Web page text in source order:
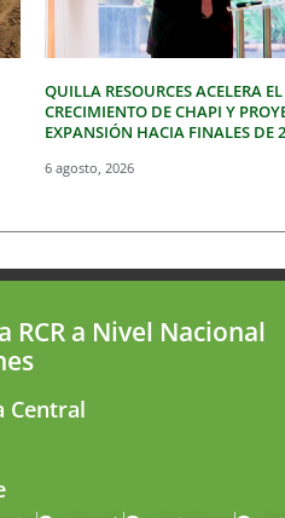
QUILLA RESOURCES ACELERA EL
CRECIMIENTO DE CHAPI Y
EXPANSIÓN HACIA FINALES DE
6 agosto, 2026
RCR a Nivel Nacional
Central